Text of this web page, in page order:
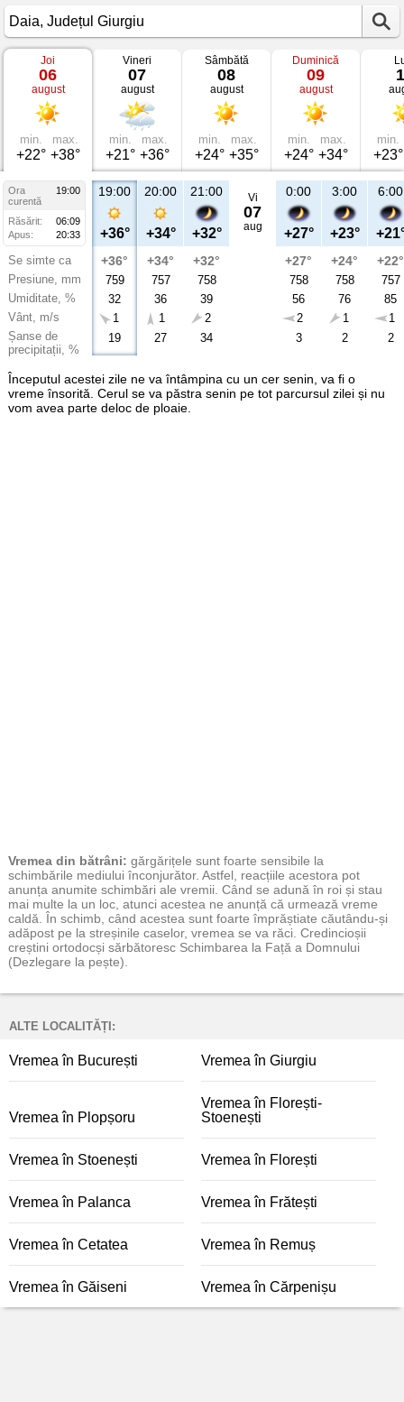
Vremea
Daia
Județul
Giurgiu
Joi
06
august
min.
+22°
max.
+38°
Vineri
07
august
min.
+21°
max.
+36°
Sâmbătă
08
august
min.
+24°
max.
+35°
Duminică
09
august
min.
+24°
max.
+34°
min.
+23°
Ora
19:00
curentă
Răsărit:
06:09
Apus:
20:33
Se simte ca
Presiune, mm
Umiditate, %
Vânt, m/s
Șanse de
precipitații, %
19:00
+36°
+36°
759
32
1
19
20:00
+34°
+34°
757
36
1
27
21:00
+32°
+32°
758
39
2
34
Vi
07
aug
0:00
+27°
+27°
758
56
2
3
3:00
+23°
+24°
758
76
1
2
6:00
+22°
757
85
1
2
Începutul acestei zile ne va întâmpina cu un cer senin, va fi o
vreme însorită. Cerul se va păstra senin pe tot parcursul zilei și nu
vom avea parte deloc de ploaie.
Vremea din bătrâni: gărgărițele sunt foarte sensibile la
schimbările mediului înconjurător. Astfel, reacțiile acestora pot
anunța anumite schimbări ale vremii. Când se adună în roi și stau
mai multe la un loc, atunci acestea ne anunță că urmează vreme
caldă. În schimb, când acestea sunt foarte împrăștiate căutându-și
adăpost pe la streșinile caselor, vremea se va răci. Credincioșii
creștini ortodocși sărbătoresc Schimbarea la Față a Domnului
(Dezlegare la pește).
ALTE LOCALITĂȚI:
Vremea în București Vremea în Giurgiu
Vremea în Plopșoru
Vremea în Florești-
Stoenești
Vremea în Stoenești Vremea în Florești
Vremea în Palanca Vremea în Frătești
Vremea în Cetatea Vremea în Remuș
Vremea în Găiseni Vremea în Cărpenișu